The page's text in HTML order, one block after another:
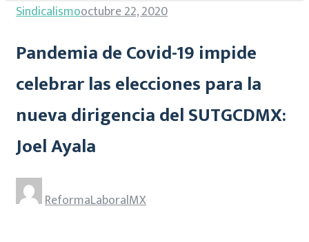
Sindicalismooctubre 22, 2020
Pandemia de Covid-19 impide
celebrar las elecciones para la
nueva dirigencia del SUTGCDMX:
Joel Ayala
ReformaLaboralMX